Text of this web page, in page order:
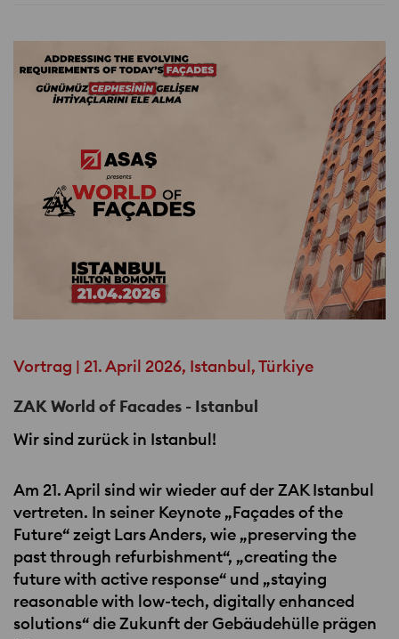
Vortrag | 21. April 2026, Istanbul, Türkiye
ZAK World of Facades - Istanbul
Wir sind zurück in Istanbul!
Am 21. April sind wir wieder auf derZAKIstanbul
vertreten. In seiner Keynote „Façades of the
Future“ zeigt Lars Anders, wie „preserving the
past through refurbishment“, „creating the
future with active response“ und „staying
reasonable with low-tech, digitally enhanced
solutions“ die Zukunft der Gebäudehülle prägen